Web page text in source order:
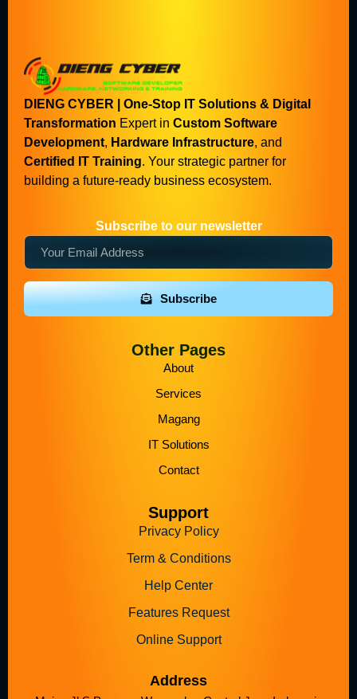
DIENG CYBER | One-Stop IT Solutions & Digital
Transformation Expert in Custom Software
Development, Hardware Infrastructure, and
Certified IT Training. Your strategic partner for
building a future-ready business ecosystem.
Subscribe to our newsletter
Subscribe
Other Pages
About
Services
Magang
IT Solutions
Contact
Support
Privacy Policy
Term & Conditions
Help Center
Features Request
Online Support
Address